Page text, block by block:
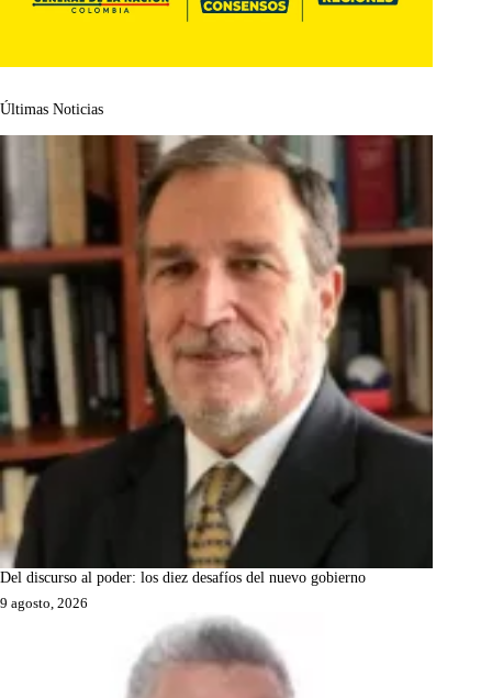
Últimas Noticias
Del discurso al poder: los diez desafíos del nuevo gobierno
9 agosto, 2026